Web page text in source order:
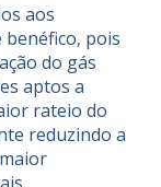
aos
pois
do gás
aptos a
rateio do
reduzindo a